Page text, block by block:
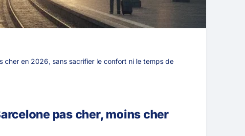
cher en 2026, sans sacrifier le confort ni le temps de
pas cher, moins cher